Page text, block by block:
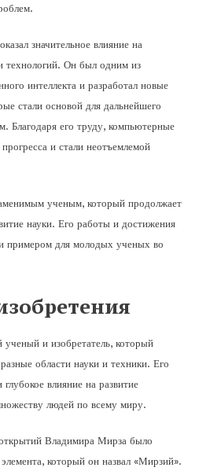
значительное влияние на
технологий. Он был одним из
интеллекта и разработал новые
стали основой для дальнейшего
Благодаря его труду, компьютерные
и стали неотъемлемой
ученым, который продолжает
науки. Его работы и достижения
примером для молодых ученых во
и изобретатель, который
области науки и техники. Его
влияние на развитие
людей по всему миру.
Владимира Мирза было
который он назвал «Мирзий».